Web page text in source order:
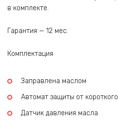
в комплекте.
Гарантия — 12 мес.
Комплектация
Заправлена маслом
Автомат защиты от
Датчик давления масла